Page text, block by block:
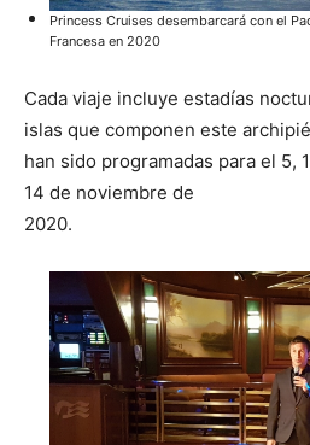
Princess Cruises desembarcará con el
Francesa en 2020
Cada viaje incluye estadías
islas que componen este
han sido programadas para el 5,
14 de noviembre de
2020.